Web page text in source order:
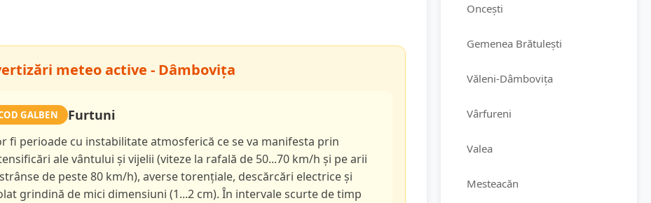
meteo active - Dâmbovița
GALBEN Furtuni
fi perioade cu instabilitate atmosferică ce se va manifesta prin
ale vântului și vijelii (viteze la rafală de 50...70 km/h și pe arii
de peste 80 km/h), averse torențiale, descărcări electrice și
grindină de mici dimensiuni (1...2 cm). În intervale scurte de timp
Oncești
Gemenea Brătulești
Văleni-Dâmbovița
Vârfureni
Valea
Mesteacăn